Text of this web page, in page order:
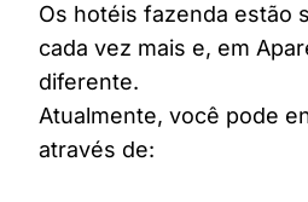
Os hotéis fazenda estão
cada vez mais e, em
diferente.
Atualmente, você pode
através de: